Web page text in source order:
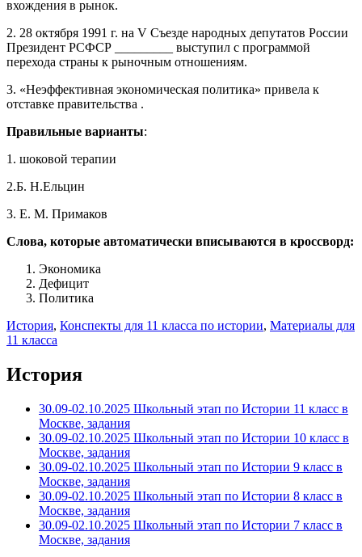
вхождения в рынок.
2. 28 октября 1991 г. на V Съезде народных депутатов России
Президент РСФСР _________ выступил с программой
перехода страны к рыночным отношениям.
3. «Неэффективная экономическая политика» привела к
отставке правительства .
Правильные варианты:
1. шоковой терапии
2.Б. Н.Ельцин
3. Е. М. Примаков
Слова, которые автоматически вписываются в кроссворд:
Экономика
Дефицит
Политика
История, Конспекты для 11 класса по истории, Материалы для
11 класса
История
30.09-02.10.2025 Школьный этап по Истории 11 класс в
Москве, задания
30.09-02.10.2025 Школьный этап по Истории 10 класс в
Москве, задания
30.09-02.10.2025 Школьный этап по Истории 9 класс в
Москве, задания
30.09-02.10.2025 Школьный этап по Истории 8 класс в
Москве, задания
30.09-02.10.2025 Школьный этап по Истории 7 класс в
Москве, задания